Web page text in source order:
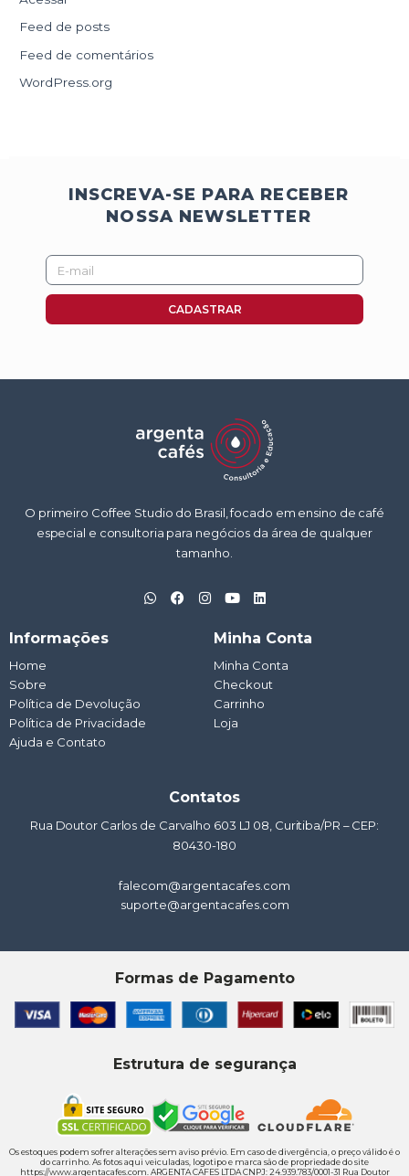
Feed de posts
Feed de comentários
WordPress.org
INSCREVA-SE PARA RECEBER
NOSSA NEWSLETTER
E-
mail
CADASTRAR
O primeiro Coffee Studio do Brasil, focado em ensino de café
especial e consultoria para negócios da área de qualquer
tamanho.
W
h
F
a
I
n
m
Y
o
t
u
b
e
L
i
k
e
d
i
n
Informações
Home
Sobre
Política de Devolução
Política de Privacidade
Ajuda e Contato
Minha Conta
Minha Conta
Checkout
Carrinho
Loja
Contatos
Rua Doutor Carlos de Carvalho 603 LJ 08, Curitiba/PR – CEP:
80430-180
falecom@argentacafes.com
suporte@argentacafes.com
Formas de Pagamento
Estrutura de segurança
Os estoques podem sofrer alterações sem aviso prévio. Em caso de divergência, o preço válido é o
do carrinho. As fotos aqui veiculadas, logotipo e marca são de propriedade do site
https://www.argentacafes.com. ARGENTA CAFES LTDA CNPJ: 24.939.783/0001-31 Rua Doutor